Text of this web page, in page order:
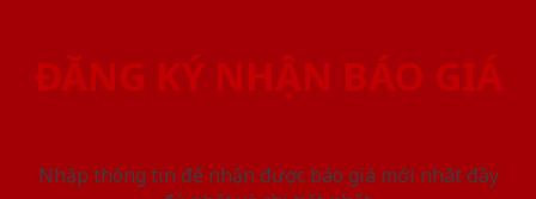
ĐĂNG KÝ NHẬN BÁO GIÁ
Nhập thông tin để nhận được báo giá mới nhât đầy